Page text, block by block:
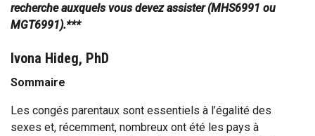
recherche auxquels vous devez assister (MHS6991 ou
MGT6991).***
Ivona Hideg, PhD
Sommaire
Les congés parentaux sont essentiels à l’égalité des
sexes et, récemment, nombreux ont été les pays à